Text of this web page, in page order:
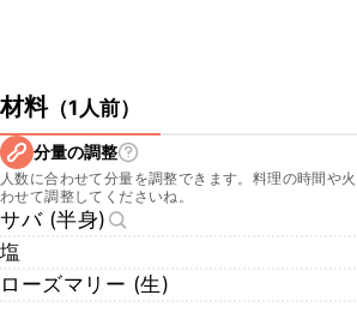
材料（1人前）
分量の調整
人数に合わせて分量を調整できます。料理の時間や
わせて調整してくださいね。
サバ (半身)
塩
ローズマリー (生)